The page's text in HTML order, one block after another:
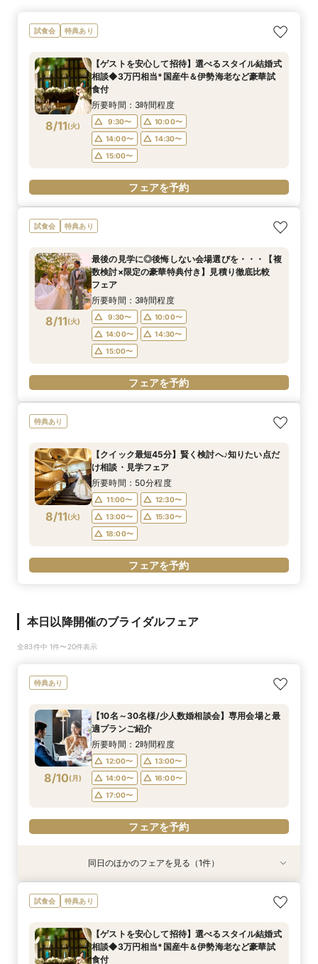
試食会 特典あり
8/11(火)
【ゲストを安心して招待】選べるスタイル結婚式
相談◆3万円相当*国産牛＆伊勢海老など豪華試
食付
所要時間：3時間程度
9:30〜
10:00〜
14:00〜
14:30〜
15:00〜
フェアを予約
試食会 特典あり
8/11(火)
最後の見学に◎後悔しない会場選びを・・・【複
数検討×限定の豪華特典付き】見積り徹底比較
フェア
所要時間：3時間程度
9:30〜
10:00〜
14:00〜
14:30〜
15:00〜
フェアを予約
特典あり
8/11(火)
【クイック最短45分】賢く検討へ♪知りたい点だ
け相談・見学フェア
所要時間：50分程度
11:00〜
12:30〜
13:00〜
15:30〜
18:00〜
フェアを予約
本日以降開催のブライダルフェア
全83件中 1件〜20件表示
特典あり
8/10(月)
【10名～30名様/少人数婚相談会】専用会場と最
適プランご紹介
所要時間：2時間程度
12:00〜
13:00〜
14:00〜
16:00〜
17:00〜
フェアを予約
8/10(月)
＜月曜日3組限定*特別フェア＞1件目見学特典付
き◆初見学でも安心相談会*絶景チャペル見学＆
所要時間：3時間程度
12:00〜
同日のほかのフェアを見る（1件）
試食会 特典あり
【ゲストを安心して招待】選べるスタイル結婚式
相談◆3万円相当*国産牛＆伊勢海老など豪華試
食付